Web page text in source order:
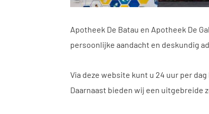
Apotheek De Batau en Apotheek De
persoonlijke aandacht en deskundig
Via deze website kunt u 24 uur per
Daarnaast bieden wij een uitgebreide